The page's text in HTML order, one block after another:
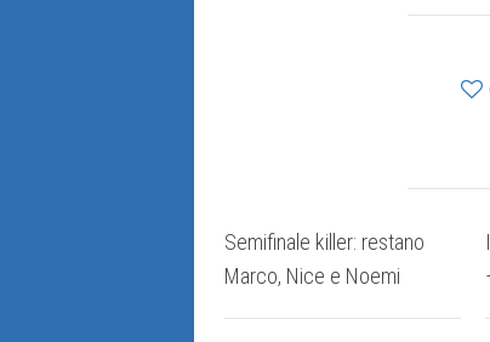
Semifinale killer: restano
Marco, Nice e Noemi